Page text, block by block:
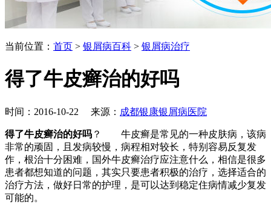
当前位置： 首页 > 银屑病百科 > 银屑病治疗
得了牛皮癣治的好吗
时间：2016-10-22 来源： 成都银康银屑病医院
得了牛皮癣治的好吗 ？ 牛皮癣是常见的一种皮肤病，该病
非常的顽固，且发病较慢，病程相对较长，特别容易反复发
作，根治十分困难，国外牛皮癣治疗应注意什么，相信是很多
患者都想知道的问题，其实只要患者积极的治疗，选择适合的
治疗方法，做好日常的护理，是可以达到稳定住病情减少复发
可能的。